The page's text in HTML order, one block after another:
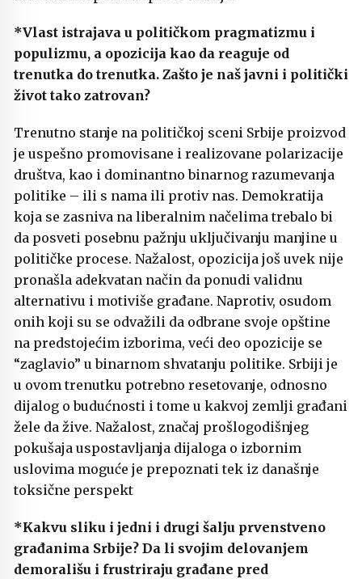
*Vlast istrajava u političkom pragmatizmu i
populizmu, a opozicija kao da reaguje od
trenutka do trenutka. Zašto je naš javni i politički
život tako zatrovan?
Trenutno stanje na političkoj sceni Srbije proizvod
je uspešno promovisane i realizovane polarizacije
društva, kao i dominantno binarnog razumevanja
politike – ili s nama ili protiv nas. Demokratija
koja se zasniva na liberalnim načelima trebalo bi
da posveti posebnu pažnju uključivanju manjine u
političke procese. Nažalost, opozicija još uvek nije
pronašla adekvatan način da ponudi validnu
alternativu i motiviše građane. Naprotiv, osudom
onih koji su se odvažili da odbrane svoje opštine
na predstojećim izborima, veći deo opozicije se
“zaglavio” u binarnom shvatanju politike. Srbiji je
u ovom trenutku potrebno resetovanje, odnosno
dijalog o budućnosti i tome u kakvoj zemlji građani
žele da žive. Nažalost, značaj prošlogodišnjeg
pokušaja uspostavljanja dijaloga o izbornim
uslovima moguće je prepoznati tek iz današnje
toksične perspekt
*Kakvu sliku i jedni i drugi šalju prvenstveno
građanima Srbije? Da li svojim delovanjem
demorališu i frustriraju građane pred